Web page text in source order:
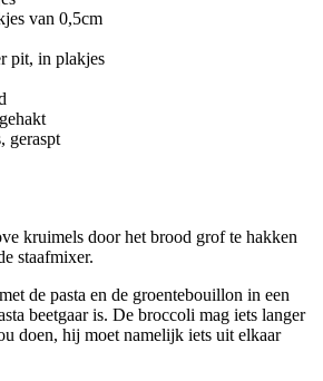
van 0,5cm
pit, in plakjes
geraspt
kruimels door het brood grof te hakken
staafmixer.
de pasta en de groentebouillon in een
beetgaar is. De broccoli mag iets langer
doen, hij moet namelijk iets uit elkaar